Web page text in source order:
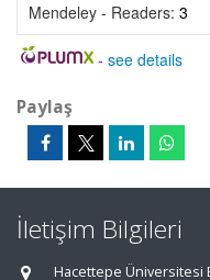
Mendeley - Readers: 3
- see details
Paylaş
İletişim Bilgileri
Hacettepe Üniversitesi